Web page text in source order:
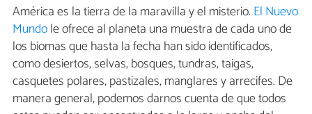
América es la tierra de la maravilla y el misterio. El Nuevo
Mundole ofrece al planeta una muestra de cada uno de
los biomas que hasta la fecha han sido identificados,
como desiertos, selvas, bosques, tundras, taigas,
casquetes polares, pastizales, manglares y arrecifes. De
manera general, podemos darnos cuenta de que todos